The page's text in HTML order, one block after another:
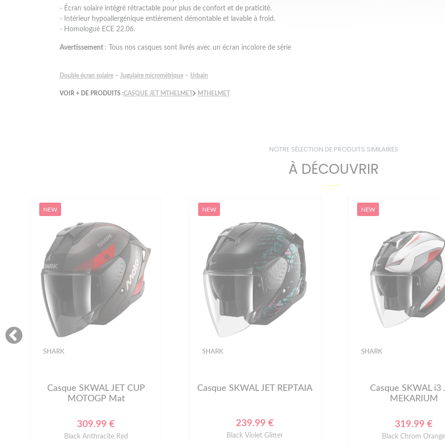
- Écran solaire intégré rétractable pour plus de confort et de praticité.
- Intérieur hypoallergénique entièrement démontable et lavable à froid.
- Homologué ECE 22.06.
Avertissement : Tous nos casques sont livrés avec un écran incolore de série
Double écran solaire - Jugulaire micrométrique - Urbain
VOIR + DE PRODUITS :CASQUE JET MTHELMET MTHELMET
NOTRE SÉLECTION DE PRODUITS SIMILAIRES
À DÉCOUVRIR
NEW
SHARK
Casque SKWAL JET CUP
MOTOGP Mat
309.99 €
Black Anthracite Red
NEW
SHARK
Casque SKWAL JET REPTAIA
239.99 €
Black Violet Glitter
NEW
SHARK
Casque SKWAL i3
MEKARIUM
319.99 €
Black Chrom Orange